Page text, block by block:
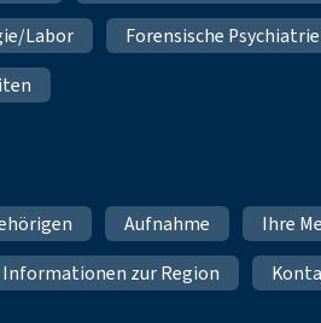
Labor Forensische Psychiatrie
Aufnahme Ihre
Informationen zur Region